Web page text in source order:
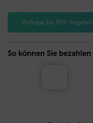
Anfrage für PDF Angebot
So können Sie bezahlen